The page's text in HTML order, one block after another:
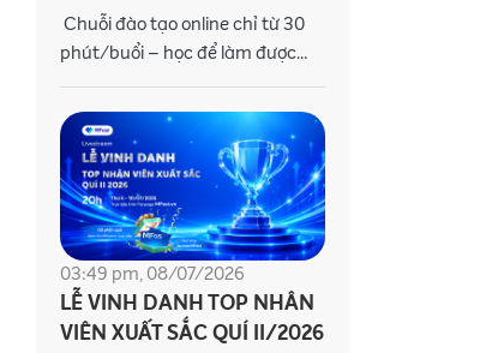
Chuỗi đào tạo online chỉ từ 30
phút/buổi – học để làm được
tăng thu nhập. Trang bị kiến
thức và kỹ năng
03:49 pm, 08/07/2026
LỄ VINH DANH TOP NHÂN
VIÊN XUẤT SẮC QUÍ II/2026